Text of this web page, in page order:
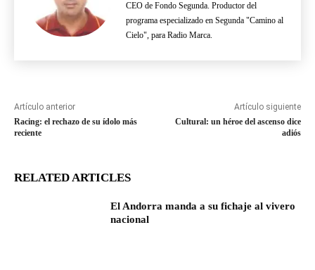
CEO de Fondo Segunda. Productor del
programa especializado en Segunda "Camino al
Cielo", para Radio Marca.
Artículo anterior
Racing: el rechazo de su ídolo más
reciente
Artículo siguiente
Cultural: un héroe del ascenso dice
adiós
RELATED ARTICLES
El Andorra manda a su fichaje al vivero
nacional